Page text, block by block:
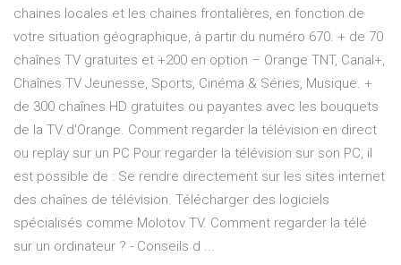
chaines locales et les chaines frontalières, en fonction de
votre situation géographique, à partir du numéro 670. + de 70
chaînes TV gratuites et +200 en option – Orange TNT, Canal+,
Chaînes TV Jeunesse, Sports, Cinéma & Séries, Musique. +
de 300 chaînes HD gratuites ou payantes avec les bouquets
de la TV d'Orange. Comment regarder la télévision en direct
ou replay sur un PC Pour regarder la télévision sur son PC, il
est possible de : Se rendre directement sur les sites internet
des chaînes de télévision. Télécharger des logiciels
spécialisés comme Molotov TV. Comment regarder la télé
sur un ordinateur ? - Conseils d ...